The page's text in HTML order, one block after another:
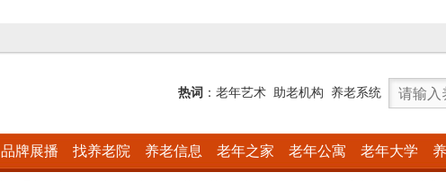
热词 ： 老年艺术 助老机构 养老系统
品牌展播 找养老院 养老信息 老年之家 老年公寓 老年大学